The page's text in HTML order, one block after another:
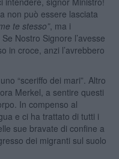
non può essere lasciata
te stesso”, ma i
Nostro Signore l’avesse
in croce, anzi l’avrebbero
“sceriffo dei mari”. Altro
Merkel, a sentire questi
In compenso al
e ci ha trattato di tutti i
sue bravate di confine a
dei migranti sul suolo